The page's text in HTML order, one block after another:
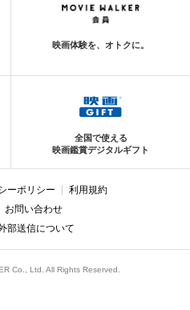
映画体験を、オトクに。
全国で使える
映画鑑賞デジタルギフト
ーポリシー
利用規約
お問い合わせ
部送信について
Co., Ltd. All Rights Reserved.